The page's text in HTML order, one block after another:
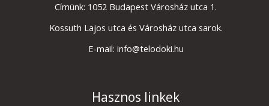
Címünk: 1052 Budapest Városház utca 1.
Kossuth Lajos utca és Városház utca sarok.
E-mail: info@telodoki.hu
Hasznos linkek